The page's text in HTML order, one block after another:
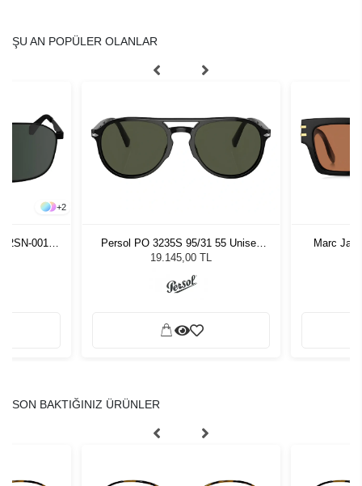
ŞU AN POPÜLER OLANLAR
+2
001
Persol PO 3235S 95/31 55 Unisex
Güneş Gözlüğü
19.145,00 TL
Marc
SON BAKTIĞINIZ ÜRÜNLER